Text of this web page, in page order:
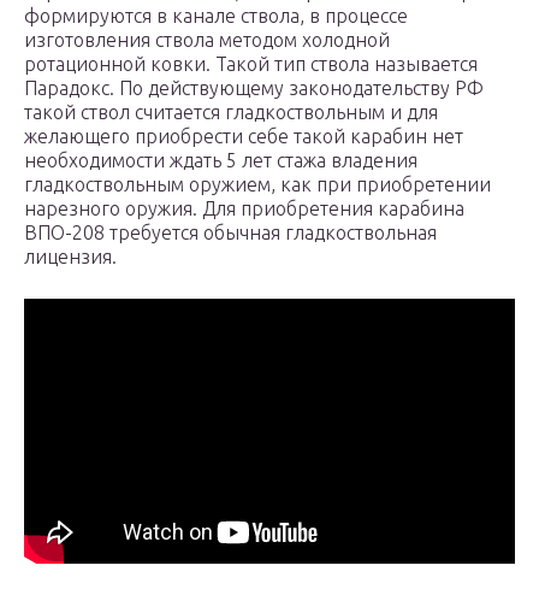
формируются в канале ствола, в процессе
изготовления ствола методом холодной
ротационной ковки. Такой тип ствола называется
Парадокс. По действующему законодательству РФ
такой ствол считается гладкоствольным и для
желающего приобрести себе такой карабин нет
необходимости ждать 5 лет стажа владения
гладкоствольным оружием, как при приобретении
нарезного оружия. Для приобретения карабина
ВПО-208 требуется обычная гладкоствольная
лицензия.